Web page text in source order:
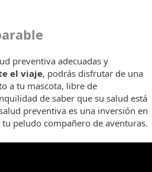
preventiva adecuadas y
el viaje, podrás disfrutar de una
a tu mascota, libre de
de saber que su salud está
preventiva es una inversión en
peludo compañero de aventuras.